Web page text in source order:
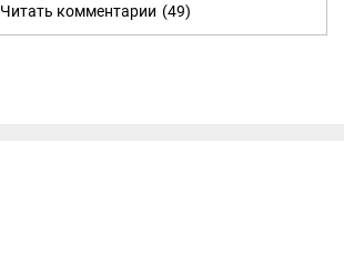
Читать комментарии (49)